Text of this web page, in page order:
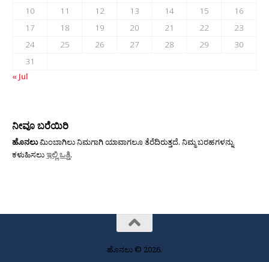
10
11 12 13 14 15
16
17
18 19 20 21 22
23
24
25 26 27 28 29
30
31
« Jul
ನೀವೂ ಬರೆಯಿರಿ
ಹೊನಲುಮಿಂಬಾಗಿಲು ನಿಮಗಾಗಿ ಯಾವಾಗಲೂ ತೆರೆದಿರುತ್ತದೆ. ನಿಮ್ಮ ಬರಹಗಳನ್ನು
ಕಳುಹಿಸಲುಇಲ್ಲಿ ಒತ್ತಿ.
ಹೊನಲು © 2026.